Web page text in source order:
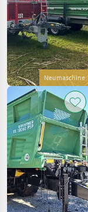
Samson
Bogballe
BSA
Bergmann
Kaweco
Alle
anzeigen
MARKTPLATZ
Marktplatz
Neumaschine